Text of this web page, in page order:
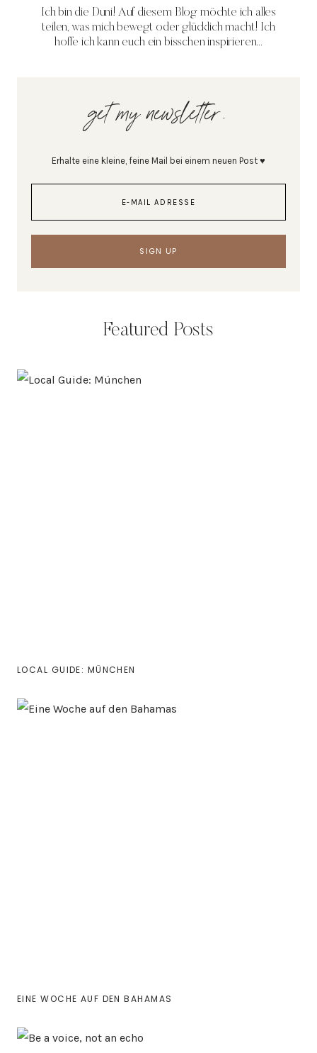
Ich bin die Duni! Auf diesem Blog möchte ich alles
teilen, was mich bewegt oder glücklich macht! Ich
hoffe ich kann euch ein bisschen inspirieren...
get my newsletter.
Erhalte eine kleine, feine Mail bei einem neuen Post ♥
Featured Posts
LOCAL GUIDE: MÜNCHEN
EINE WOCHE AUF DEN BAHAMAS